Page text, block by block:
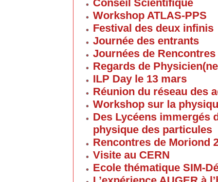
Conseil Scientifique
Workshop ATLAS-PPS
Festival des deux infinis
Journée des entrants
Journées de
Regards de
ILP Day le 13 mars
Réunion du réseau des
Workshop sur la
Des Lycéens immergés
physique des particules
Rencontres de Moriond
Visite au CERN
Ecole thématique SIM-